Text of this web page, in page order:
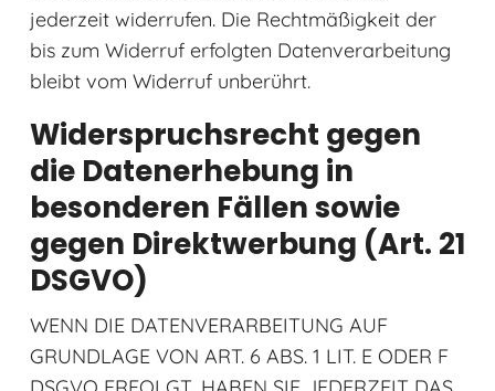
jederzeit widerrufen. Die Rechtmäßigkeit der
bis zum Widerruf erfolgten Datenverarbeitung
bleibt vom Widerruf unberührt.
Widerspruchsrecht gegen
die Datenerhebung in
besonderen Fällen sowie
gegen Direktwerbung (Art. 21
DSGVO)
WENN DIE DATENVERARBEITUNG AUF
GRUNDLAGE VON ART. 6 ABS. 1 LIT. E ODER F